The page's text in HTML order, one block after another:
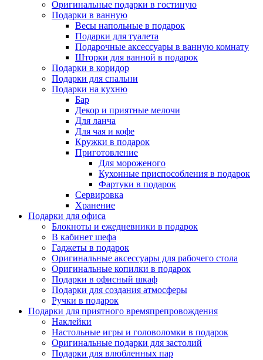
Оригинальные подарки в гостиную
Подарки в ванную
Весы напольные в подарок
Подарки для туалета
Подарочные аксессуары в ванную комнату
Шторки для ванной в подарок
Подарки в коридор
Подарки для спальни
Подарки на кухню
Бар
Декор и приятные мелочи
Для ланча
Для чая и кофе
Кружки в подарок
Приготовление
Для мороженого
Кухонные приспособления в подарок
Фартуки в подарок
Сервировка
Хранение
Подарки для офиса
Блокноты и ежедневники в подарок
В кабинет шефа
Гаджеты в подарок
Оригинальные аксессуары для рабочего стола
Оригинальные копилки в подарок
Подарки в офисный шкаф
Подарки для создания атмосферы
Ручки в подарок
Подарки для приятного времяпрепровождения
Наклейки
Настольные игры и головоломки в подарок
Оригинальные подарки для застолий
Подарки для влюбленных пар